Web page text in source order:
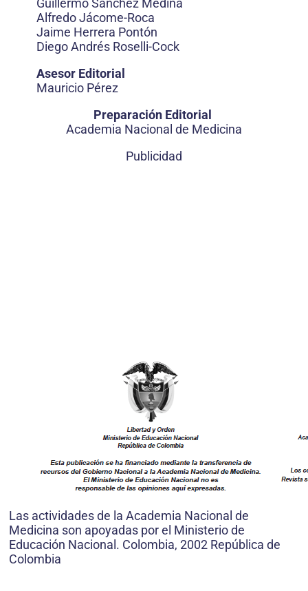
Guillermo Sánchez Medina
Alfredo Jácome-Roca
Jaime Herrera Pontón
Diego Andrés Roselli-Cock
Asesor Editorial
Mauricio Pérez
Preparación Editorial
Academia Nacional de Medicina
Publicidad
Las actividades de la Academia Nacional de
Medicina son apoyadas por el Ministerio de
Educación Nacional. Colombia, 2002 República de
Colombia